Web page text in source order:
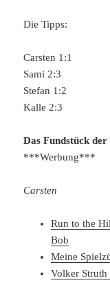
Die Tipps:
Carsten 1:1
Sami 2:3
Stefan 1:2
Kalle 2:3
Das Fundstück der
***Werbung***
Carsten
Run to the
Bob
Meine
Volker Struth